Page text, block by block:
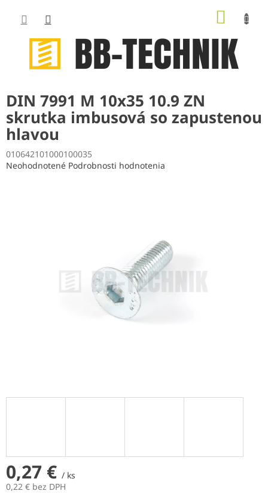
obsah
DIN 7991 M 10x35 10.9 ZN
skrutka imbusová so zapustenou
hlavou
010642101000100035
Priemerné
Neohodnotené Podrobnosti hodnotenia
0,27 € / ks
0,22 € bez DPH